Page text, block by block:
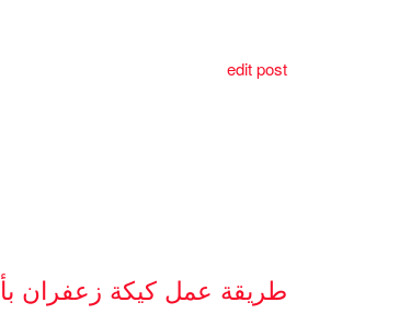
edit post
طريقة عمل كيكة زعفران